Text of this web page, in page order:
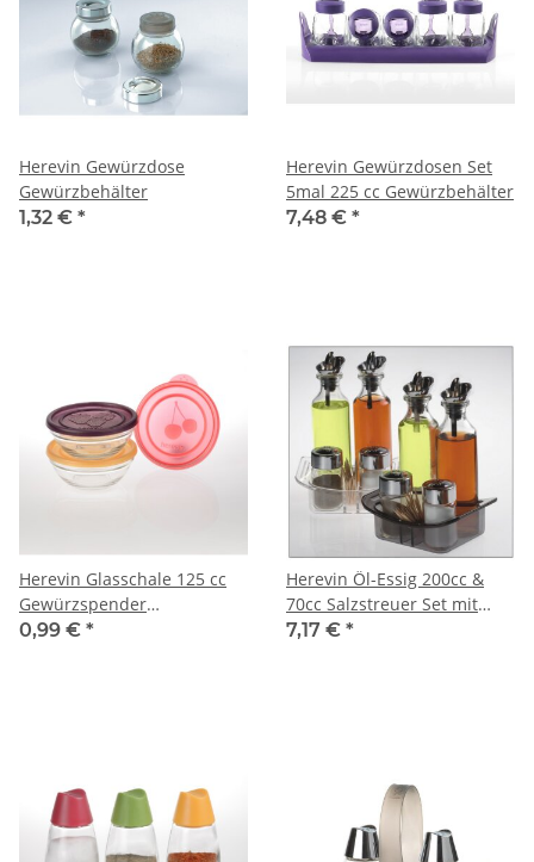
Herevin Gewürzdose
Gewürzbehälter
1,32 € *
Herevin Gewürzdosen Set
5mal 225 cc Gewürzbehälter
7,48 € *
Herevin Glasschale 125 cc
Gewürzspender
Gewürzdose Vorratsdose
0,99 € *
Herevin Öl-Essig 200cc &
70cc Salzstreuer Set mit
verchromtem Deckel
7,17 € *